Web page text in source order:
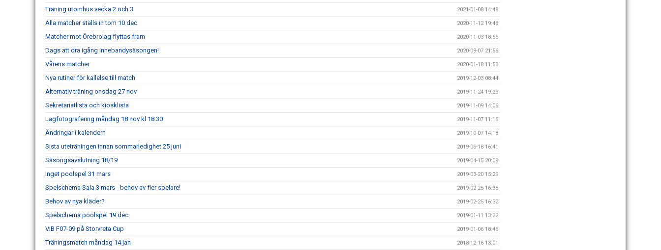
Träning utomhus vecka 2 och 3 2021-01-08 14:48
Alla matcher ställs in tom 10 dec 2020-11-12 19:48
Matcher mot Örebrolag flyttas fram 2020-11-03 18:55
Dags att dra igång innebandysäsongen! 2020-09-07 21:56
Vårens matcher 2020-01-18 11:53
Nya rutiner för kallelse till match 2019-12-03 08:44
Alternativ träning onsdag 27 nov 2019-11-24 19:23
Sekretariatlista och kiosklista 2019-11-09 14:06
Lagfotografering måndag 18 nov kl 18.30 2019-11-07 11:16
Ändringar i kalendern 2019-10-07 14:18
Sista uteträningen innan sommarledighet 25 juni 2019-06-18 16:41
Säsongsavslutning 18/19 2019-04-15 20:09
Inget poolspel 31 mars 2019-03-20 15:29
Spelschema Sala 3 mars - behov av fler spelare! 2019-02-25 16:35
Behov av nya kläder? 2019-02-25 16:32
Spelschema poolspel 19 dec 2019-01-11 13:22
VIB F07-09 på Storvreta Cup 2019-01-06 18:46
Träningsmatch måndag 14 jan 2018-12-16 13:01